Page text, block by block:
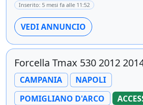
Inserito: 5 mesi fa alle 11:52
VEDI ANNUNCIO
Forcella Tmax 530 2012
CAMPANIA
NAPOLI
POMIGLIANO D'ARCO